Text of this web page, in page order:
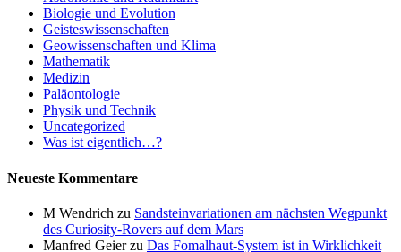
Biologie und Evolution
Geisteswissenschaften
Geowissenschaften und Klima
Mathematik
Medizin
Paläontologie
Physik und Technik
Uncategorized
Was ist eigentlich…?
Neueste Kommentare
M Wendrich zu Sandsteinvariationen am nächsten Wegpunkt
des Curiosity-Rovers auf dem Mars
Manfred Geierzu Das Fomalhaut-System ist in Wirklichkeit